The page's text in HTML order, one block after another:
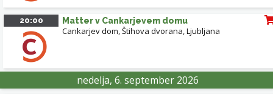
20:00 Matter v Cankarjevem domu
Cankarjev dom, Štihova dvorana,Ljubljana
nedelja, 6. september 2026